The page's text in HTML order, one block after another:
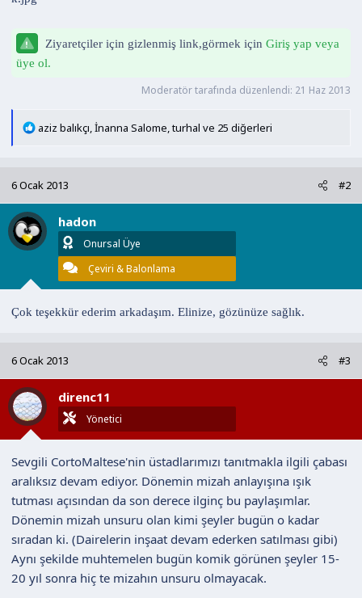
n
Ziyaretçiler için gizlenmiş link,görmek için Giriş yap veya
üye ol.
Moderatör tarafında düzenlendi: 21 Haz 2013
T
i
l
e
r
aziz balıkçı İnanna Salome ,turhal ve 25 diğerleri
6 Ocak 2013 #2
hadon
Onursal Üye
Çeviri & Balonlama
Çok teşekkür ederim arkadaşım. Elinize, gözünüze sağlık.
6 Ocak 2013 #3
direnc11
Yönetici
Sevgili CortoMaltese'nin üstadlarımızı tanıtmakla ilgili çabası
aralıksız devam ediyor. Dönemin mizah anlayışına ışık
tutması açısından da son derece ilginç bu paylaşımlar.
Dönemin mizah unsuru olan kimi şeyler bugün o kadar
sıradan ki. (Dairelerin inşaat devam ederken satılması gibi)
Aynı şekilde muhtemelen bugün komik görünen şeyler 15-
20 yıl sonra hiç te mizahın unsuru olmayacak.